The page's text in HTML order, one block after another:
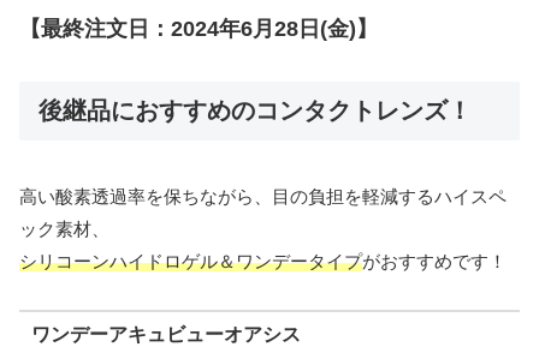
【最終注文日：2024年6月28日(金)】
後継品におすすめのコンタクトレンズ！
高い酸素透過率を保ちながら、目の負担を軽減するハイスペ
ック素材、
シリコーンハイドロゲル＆ワンデータイプがおすすめです！
ワンデーアキュビューオアシス